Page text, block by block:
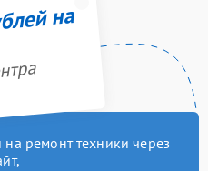
на
ремонт техники через